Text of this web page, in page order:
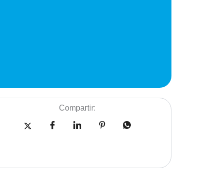
Compartir: